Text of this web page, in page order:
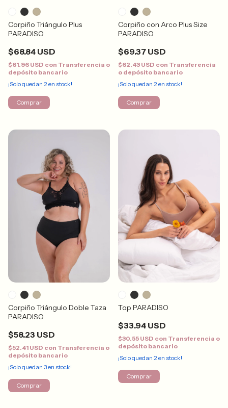
Corpiño Triángulo Plus
PARADISO
$68.84 USD
$61.96 USD con Transferencia o
depósito bancario
¡Solo quedan 2en stock!
Comprar
Corpiño con Arco Plus Size
PARADISO
$69.37 USD
$62.43 USD con Transferencia
o depósito bancario
¡Solo quedan 2en stock!
Comprar
Corpiño Triángulo Doble Taza
PARADISO
$58.23 USD
$52.41 USD con Transferencia o
depósito bancario
¡Solo quedan 3en stock!
Comprar
Top PARADISO
$33.94 USD
$30.55 USD con Transferencia o
depósito bancario
¡Solo quedan 2en stock!
Comprar